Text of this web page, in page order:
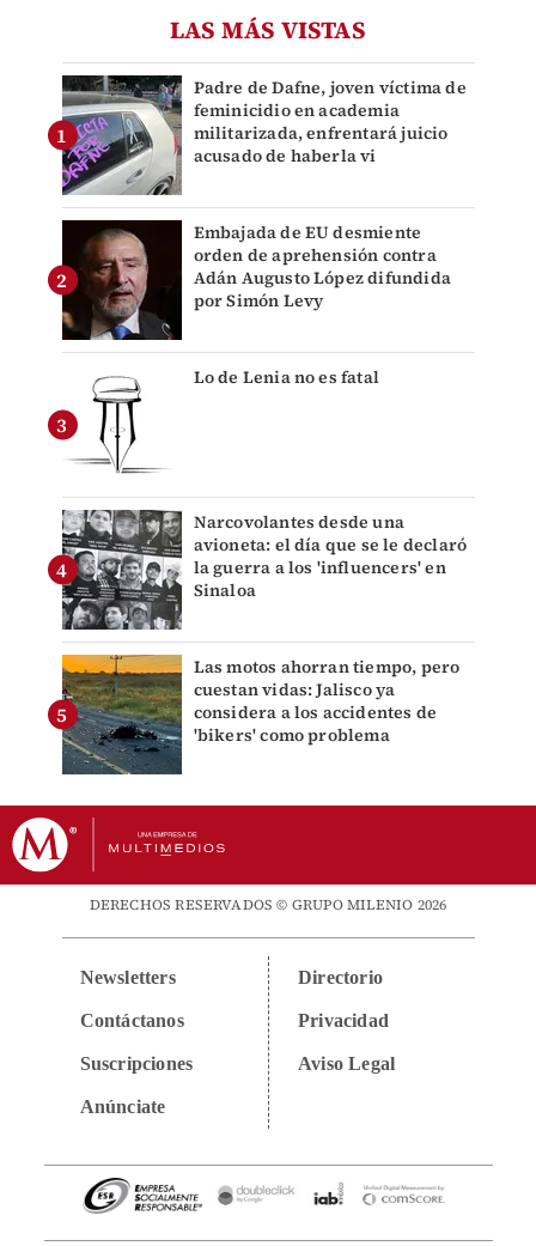
LAS MÁS VISTAS
Padre de Dafne, joven víctima de
feminicidio en academia
militarizada, enfrentará juicio
acusado de haberla vi
Embajada de EU desmiente
orden de aprehensión contra
Adán Augusto López difundida
por Simón Levy
Lo de Lenia no es fatal
Narcovolantes desde una
avioneta: el día que se le declaró
la guerra a los 'influencers' en
Sinaloa
Las motos ahorran tiempo, pero
cuestan vidas: Jalisco ya
considera a los accidentes de
'bikers' como problema
DERECHOS RESERVADOS © GRUPO MILENIO 2026
Newsletters
Contáctanos
Suscripciones
Anúnciate
Directorio
Privacidad
Aviso Legal